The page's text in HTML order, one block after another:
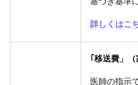
詳しくはこ
｢移送費」（
医師の指示